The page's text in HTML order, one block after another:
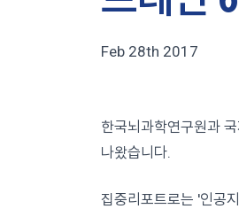
Feb 28th 2017
한국뇌과학연구원과
나왔습니다.
집중리포트로는 '인공